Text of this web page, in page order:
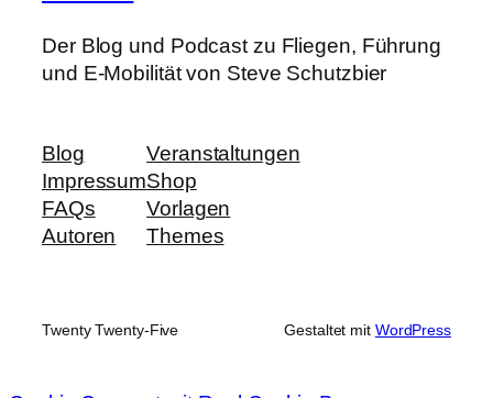
Der Blog und Podcast zu Fliegen, Führung
und E-Mobilität von Steve Schutzbier
Blog
Impressum
FAQs
Autoren
Veranstaltungen
Shop
Vorlagen
Themes
Twenty Twenty-Five Gestaltet mit WordPress